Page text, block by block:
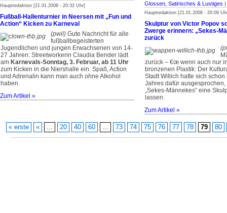
Hauptredaktion [21.01.2008 - 20:32 Uhr]
Fußball-Hallenturnier in Neersen mit „Fun und
Action“ Kicken zu Karneval
(pwil) Gute Nachricht für alle
fußballbegeisterten
Jugendlichen und jungen Erwachsenen von 14-
27 Jahren: Streetworkerin Claudia Bender lädt
am Karnevals-Sonntag, 3. Februar, ab 11 Uhr
zum Kicken in die Niershalle ein. Spaß, Action
und Adrenalin kann man auch ohne Alkohol
haben.
Zum Artikel »
Glossen, Satirisches & Lustiges |
Hauptredaktion [21.01.2008 - 20:09
Skulptur von Victor Popov
Zwerge erinnern: „Sekes-
zurück
zurück – €œ wenn auch nur
bronzenen Plastik: Der
Stadt Willich hatte sich schon
Jahres dafür
„Sekes-Männekes“ eine
lassen.
Zum Artikel »
« erste « ... 20 40 60 ... 73 74 75 76 77 78 79 80